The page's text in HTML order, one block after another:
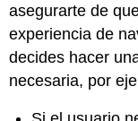
asegurarte de
experiencia de
decides hacer
necesaria, por